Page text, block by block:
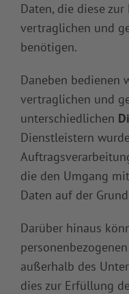
Daten, die diese
vertraglichen und
benötigen.
Daneben bedienen
vertraglichen und
unterschiedlichen
Dienstleistern
die den Umgang
Daten auf der
Darüber hinaus
außerhalb des
dies zur Erfüllung